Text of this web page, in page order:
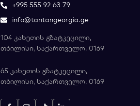
+995 555 92 63 79
info@tantangeorgia.ge
104 კახეთის გზატკეცილი,
თბილისი, საქართველო, 0169
65 კახეთის გზატკეცილი,
თბილისი, საქართველო, 0169